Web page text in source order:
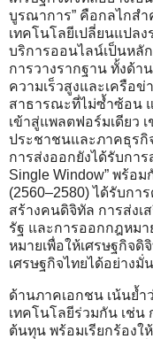
บูรณาการ” คือกลไกส
เทคโนโลยีเปลี่ยนแปล
บริการออนไลน์เป็นหลั
การวางรากฐาน ทั้งด้า
ความเร็วสูงและเครือ
สาธารณะที่ไม่ซ้ำซ้อน
เข้าสู่แพลตฟอร์มเดียว เ
ประชาชนและภาคธุรกิ
การส่งออกยังได้รับกา
Single Window” พร้อ
(2560–2580) ได้รับกา
สร้างคนดิจิทัล การส่งเ
รัฐ และการออกกฎหม
หมายเพื่อให้เศรษฐกิจดิ
เศรษฐกิจไทยได้อย่างมั่
ด้านภาคเอกชน เน้นย้ำ
เทคโนโลยีร่วมกัน เช่น
ต้นทุน พร้อมเรียกร้อง